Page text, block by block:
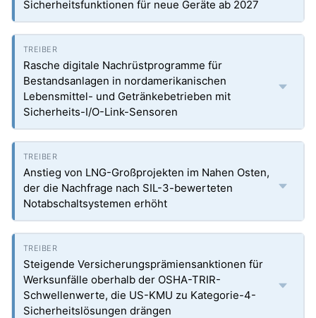
Sicherheitsfunktionen für neue Geräte ab 2027
Rasche digitale Nachrüstprogramme für
Bestandsanlagen in nordamerikanischen
Lebensmittel- und Getränkebetrieben mit
Sicherheits-I/O-Link-Sensoren
Anstieg von LNG-Großprojekten im Nahen Osten,
der die Nachfrage nach SIL-3-bewerteten
Notabschaltsystemen erhöht
Steigende Versicherungsprämiensanktionen für
Werksunfälle oberhalb der OSHA-TRIR-
Schwellenwerte, die US-KMU zu Kategorie-4-
Sicherheitslösungen drängen